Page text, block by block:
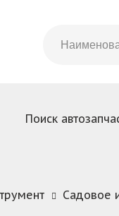
Поиск
Садовое